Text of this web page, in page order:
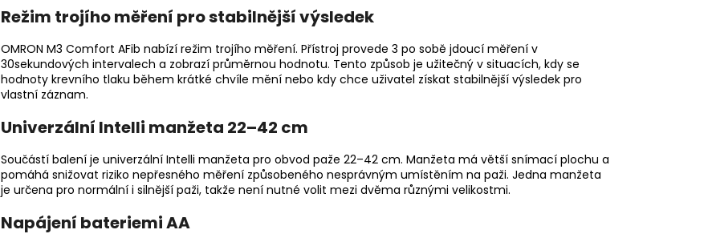
Režim trojího měření pro stabilnější výsledek
OMRON M3 Comfort AFib nabízí režim trojího měření. Přístroj provede 3 po sobě jdoucí měření v
30sekundových intervalech a zobrazí průměrnou hodnotu. Tento způsob je užitečný v situacích, kdy se
hodnoty krevního tlaku během krátké chvíle mění nebo kdy chce uživatel získat stabilnější výsledek pro
vlastní záznam.
Univerzální Intelli manžeta 22–42 cm
Součástí balení je univerzální Intelli manžeta pro obvod paže 22–42 cm. Manžeta má větší snímací plochu a
pomáhá snižovat riziko nepřesného měření způsobeného nesprávným umístěním na paži. Jedna manžeta
je určena pro normální i silnější paži, takže není nutné volit mezi dvěma různými velikostmi.
Napájení bateriemi AA